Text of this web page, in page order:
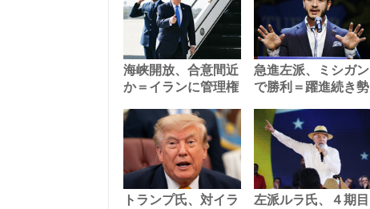
海峡開放、合意間近
か＝イランに管理権
急進左派、ミシガン
で勝利＝躍進続き勢
トランプ氏、対イラ
左派ルラ氏、４期目